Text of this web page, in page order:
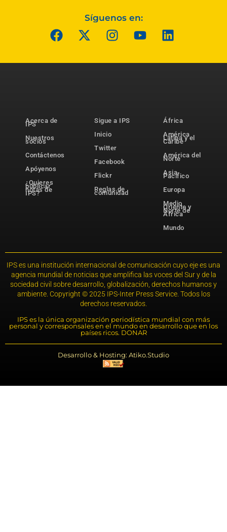
Síguenos en:
Acerca de
IPS
Nuestros
socios
Contáctenos
Apóyenos
¿Quieres
publicar
notas de
IPS?
Sigue a IPS
Inicio
Twitter
Facebook
Flickr
Reglas de
comunidad
África
América
Latina y el
Caribe
América del
Norte
Asia-
Pacífico
Europa
Medio
Oriente y
Norte de
África
Mundo
IPS es una institución internacional de comunicación cuyo eje es una
agencia mundial de noticias que amplifica las voces del Sur y de la
sociedad civil sobre desarrollo, globalización, derechos humanos y
ambiente. Copyright © 2025 IPS-Inter Press Service. Todos los
derechos reservados.
IPS es la única organización periodística mundial con más
personal y corresponsales en el mundo en desarrollo que en los
países ricos. DONAR
Desarrollo & Hosting: Atiko.Studio